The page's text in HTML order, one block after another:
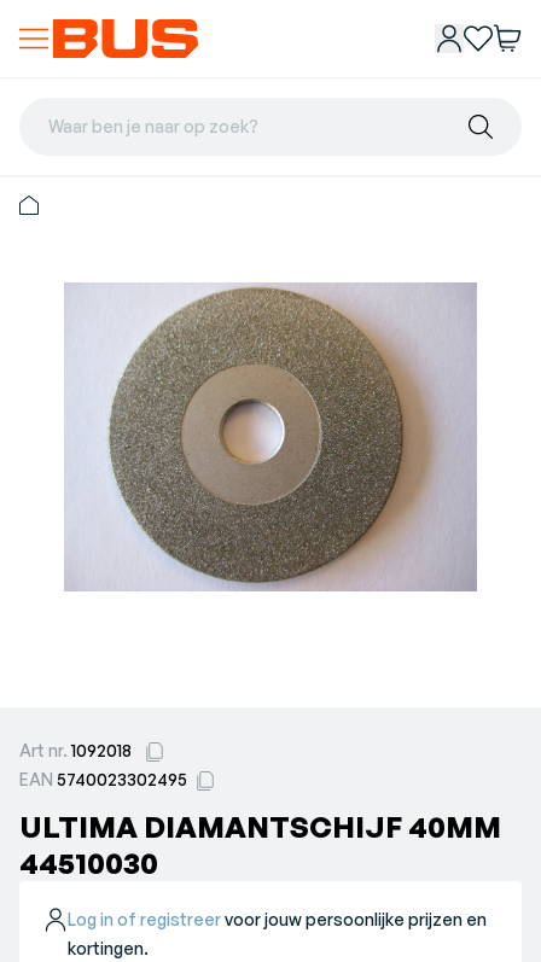
Waar ben je naar op zoek?
Art nr.1092018
EAN 5740023302495
ULTIMA DIAMANTSCHIJF 40MM
44510030
Log in of registreervoor jouw persoonlijke prijzen en
kortingen.